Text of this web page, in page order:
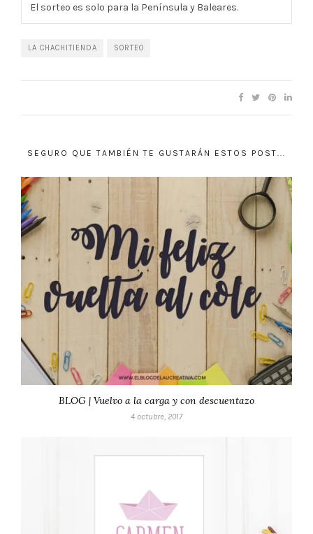
El sorteo es solo para la Península y Baleares.
LA CHACHITIENDA SORTEO
SEGURO QUE TAMBIÉN TE GUSTARÁN ESTOS POST...
BLOG | Vuelvo a la carga y con descuentazo
4 octubre, 2017